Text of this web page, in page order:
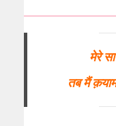
मेरे
तब मैं